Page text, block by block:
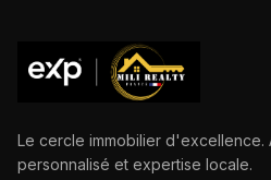
Le cercle immobilier d'excellence.
personnalisé et expertise locale.